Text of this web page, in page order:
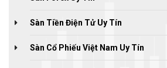
Sàn Tiền Điện Tử Uy Tín
Sàn Cổ Phiếu Việt Nam Uy Tín